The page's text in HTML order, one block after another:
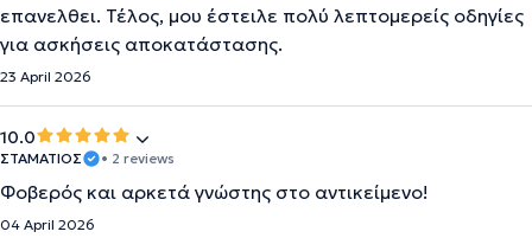
επανελθει. Τέλος, μου έστειλε πολύ λεπτομερείς οδηγίες
για ασκήσεις αποκατάστασης.
23 April 2026
10.0
ΣΤΑΜΑΤΙΟΣ • 2 reviews
Φοβερός και αρκετά γνώστης στο αντικείμενο!
04 April 2026